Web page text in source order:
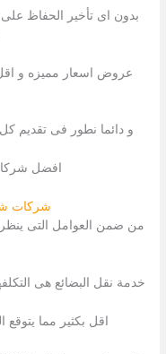
بدون اى تأخیر الحفاظ
عروض اسعار ممیزه و
و دائما نطور فى تقدیم
افضل
شركات
من ضمن العوامل التى ینظر
خدمة نقل البضائع ھى
اقل بكثیر مما